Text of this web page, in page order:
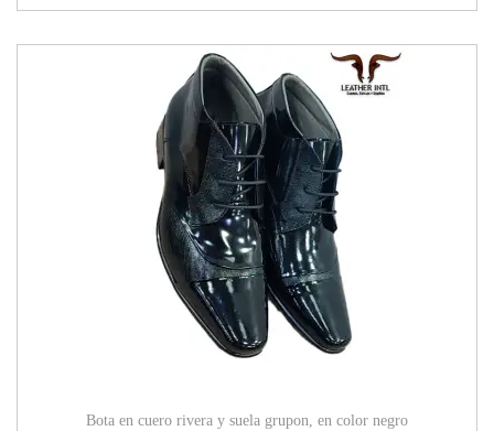
Bota en cuero rivera y suela grupon, en color negro